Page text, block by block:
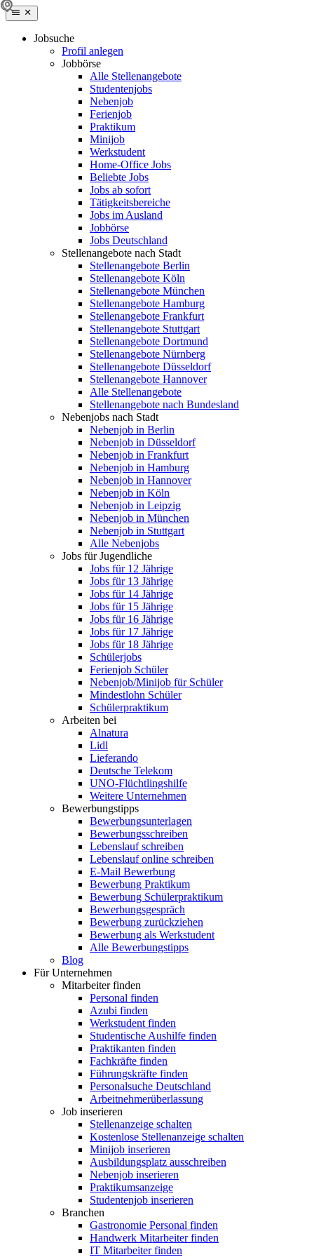
Jobsuche
Profil anlegen
Jobbörse
Alle Stellenangebote
Studentenjobs
Nebenjob
Ferienjob
Praktikum
Minijob
Werkstudent
Home-Office Jobs
Beliebte Jobs
Jobs ab sofort
Tätigkeitsbereiche
Jobs im Ausland
Jobbörse
Jobs Deutschland
Stellenangebote nach Stadt
Stellenangebote Berlin
Stellenangebote Köln
Stellenangebote München
Stellenangebote Hamburg
Stellenangebote Frankfurt
Stellenangebote Stuttgart
Stellenangebote Dortmund
Stellenangebote Nürnberg
Stellenangebote Düsseldorf
Stellenangebote Hannover
Alle Stellenangebote
Stellenangebote nach Bundesland
Nebenjobs nach Stadt
Nebenjob in Berlin
Nebenjob in Düsseldorf
Nebenjob in Frankfurt
Nebenjob in Hamburg
Nebenjob in Hannover
Nebenjob in Köln
Nebenjob in Leipzig
Nebenjob in München
Nebenjob in Stuttgart
Alle Nebenjobs
Jobs für Jugendliche
Jobs für 12 Jährige
Jobs für 13 Jährige
Jobs für 14 Jährige
Jobs für 15 Jährige
Jobs für 16 Jährige
Jobs für 17 Jährige
Jobs für 18 Jährige
Schülerjobs
Ferienjob Schüler
Nebenjob/Minijob für Schüler
Mindestlohn Schüler
Schülerpraktikum
Arbeiten bei
Alnatura
Lidl
Lieferando
Deutsche Telekom
UNO-Flüchtlingshilfe
Weitere Unternehmen
Bewerbungstipps
Bewerbungsunterlagen
Bewerbungsschreiben
Lebenslauf schreiben
Lebenslauf online schreiben
E-Mail Bewerbung
Bewerbung Praktikum
Bewerbung Schülerpraktikum
Bewerbungsgespräch
Bewerbung zurückziehen
Bewerbung als Werkstudent
Alle Bewerbungstipps
Blog
Für Unternehmen
Mitarbeiter finden
Personal finden
Azubi finden
Werkstudent finden
Studentische Aushilfe finden
Praktikanten finden
Fachkräfte finden
Führungskräfte finden
Personalsuche Deutschland
Arbeitnehmerüberlassung
Job inserieren
Stellenanzeige schalten
Kostenlose Stellenanzeige schalten
Minijob inserieren
Ausbildungsplatz ausschreiben
Nebenjob inserieren
Praktikumsanzeige
Studentenjob inserieren
Branchen
Gastronomie Personal finden
Handwerk Mitarbeiter finden
IT Mitarbeiter finden